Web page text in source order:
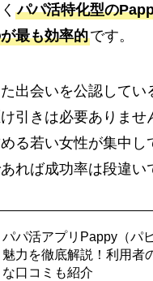
パパ活特化型の
最も効率的です。
出会いを公認してい
引きは必要ありませ
る若い女性が集中し
れば成功率は段違い
パパ活アプリPappy（パ
魅力を徹底解説！利用者
な口コミも紹介